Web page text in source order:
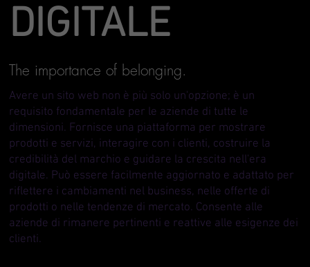
The importance of belonging.
Avere un sito web non è più solo un'opzione; è un
requisito fondamentale per le aziende di tutte le
dimensioni. Fornisce una piattaforma per mostrare
prodotti e servizi, interagire con i clienti, costruire la
credibilità del marchio e guidare la crescita nell'era
digitale. Può essere facilmente aggiornato e adattato per
riflettere i cambiamenti nel business, nelle offerte di
prodotti o nelle tendenze di mercato. Consente alle
aziende di rimanere pertinenti e reattive alle esigenze dei
clienti.
DIGITALE